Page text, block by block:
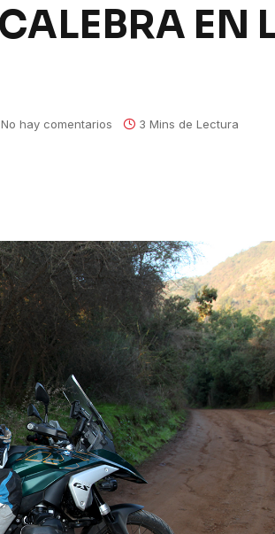
EN
No hay comentarios 3 Mins de Lectura